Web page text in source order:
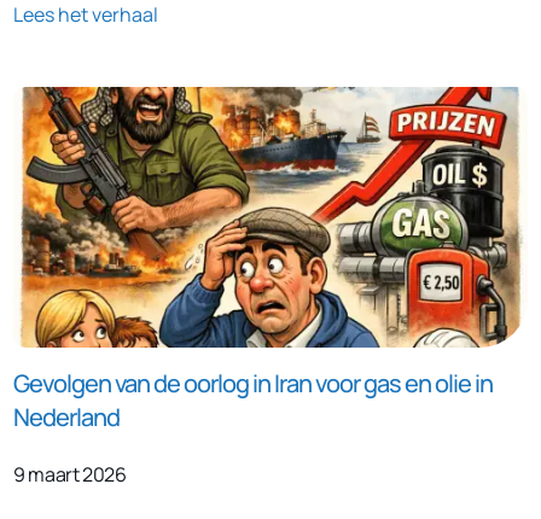
Lees het verhaal
Gevolgen van de oorlog in Iran voor gas en olie in
Nederland
9 maart 2026